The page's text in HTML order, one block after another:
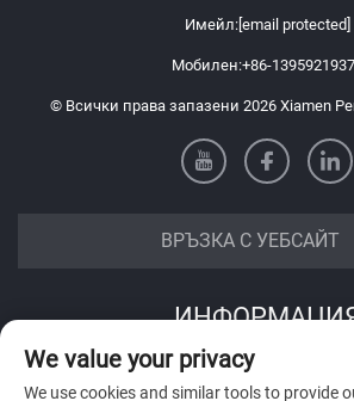
Имейл:[email protected]
Мобилен:+86-
© Всички права запазени 2026 Xiamen
ВРЪЗКА С УЕБСАЙТ
Запишете се, за да получавате нашия
We value your privacy
We use cookies and similar tools to provide